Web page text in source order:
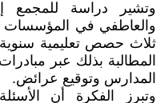
وتشير دراسة للمجمع
والعاطفي في المؤسسات
ثلاث حصص تعليمية
المطالبة بذلك عبر
المدارس وتوقيع عرائض.
وتبرز الفكرة أن